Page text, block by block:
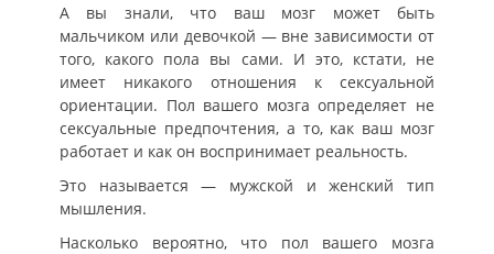
А вы знали, что ваш мозг может быть
мальчиком или девочкой — вне зависимости от
того, какого пола вы сами. И это, кстати, не
имеет никакого отношения к сексуальной
ориентации. Пол вашего мозга определяет не
сексуальные предпочтения, а то, как ваш мозг
работает и как он воспринимает реальность.
Это называется — мужской и женский тип
мышления.
Насколько вероятно, что пол вашего мозга